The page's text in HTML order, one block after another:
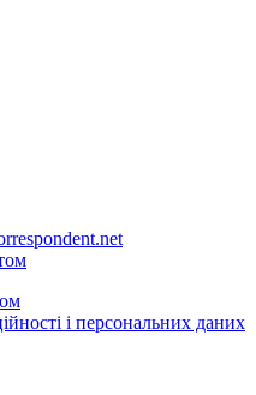
і персональних даних